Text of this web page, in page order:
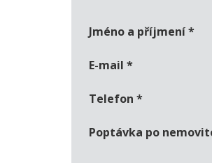
Jméno a příjmení*
E-mail *
Telefon *
Poptávka po